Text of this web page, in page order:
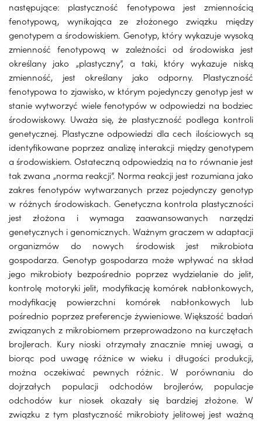
następujące: plastyczność fenotypowa jest zmiennością
fenotypową, wynikająca ze złożonego związku między
genotypem a środowiskiem. Genotyp, który wykazuje wysoką
zmienność fenotypową w zależności od środowiska jest
określany jako „plastyczny”, a taki, który wykazuje niską
zmienność, jest określany jako odporny. Plastyczność
fenotypowa to zjawisko, w którym pojedynczy genotyp jest w
stanie wytworzyć wiele fenotypów w odpowiedzi na bodziec
środowiskowy. Uważa się, że plastyczność podlega kontroli
genetycznej. Plastyczne odpowiedzi dla cech ilościowych są
identyfikowane poprzez analizę interakcji między genotypem
a środowiskiem. Ostateczną odpowiedzią na to równanie jest
tak zwana „norma reakcji”. Norma reakcji jest rozumiana jako
zakres fenotypów wytwarzanych przez pojedynczy genotyp
w różnych środowiskach. Genetyczna kontrola plastyczności
jest złożona i wymaga zaawansowanych narzędzi
genetycznych i genomicznych. Ważnym graczem w adaptacji
organizmów do nowych środowisk jest mikrobiota
gospodarza. Genotyp gospodarza może wpływać na skład
jego mikrobioty bezpośrednio poprzez wydzielanie do jelit,
kontrolę motoryki jelit, modyfikację komórek nabłonkowych,
modyfikację powierzchni komórek nabłonkowych lub
pośrednio poprzez preferencje żywieniowe. Większość badań
związanych z mikrobiomem przeprowadzono na kurczętach
brojlerach. Kury nioski otrzymały znacznie mniej uwagi, a
biorąc pod uwagę różnice w wieku i długości produkcji,
można oczekiwać pewnych różnic. W porównaniu do
dojrzałych populacji odchodów brojlerów, populacje
odchodów kur niosek okazały się bardziej złożone. W
związku z tym plastyczność mikrobioty jelitowej jest ważną